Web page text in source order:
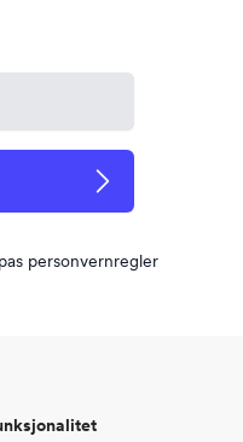
personvernregler